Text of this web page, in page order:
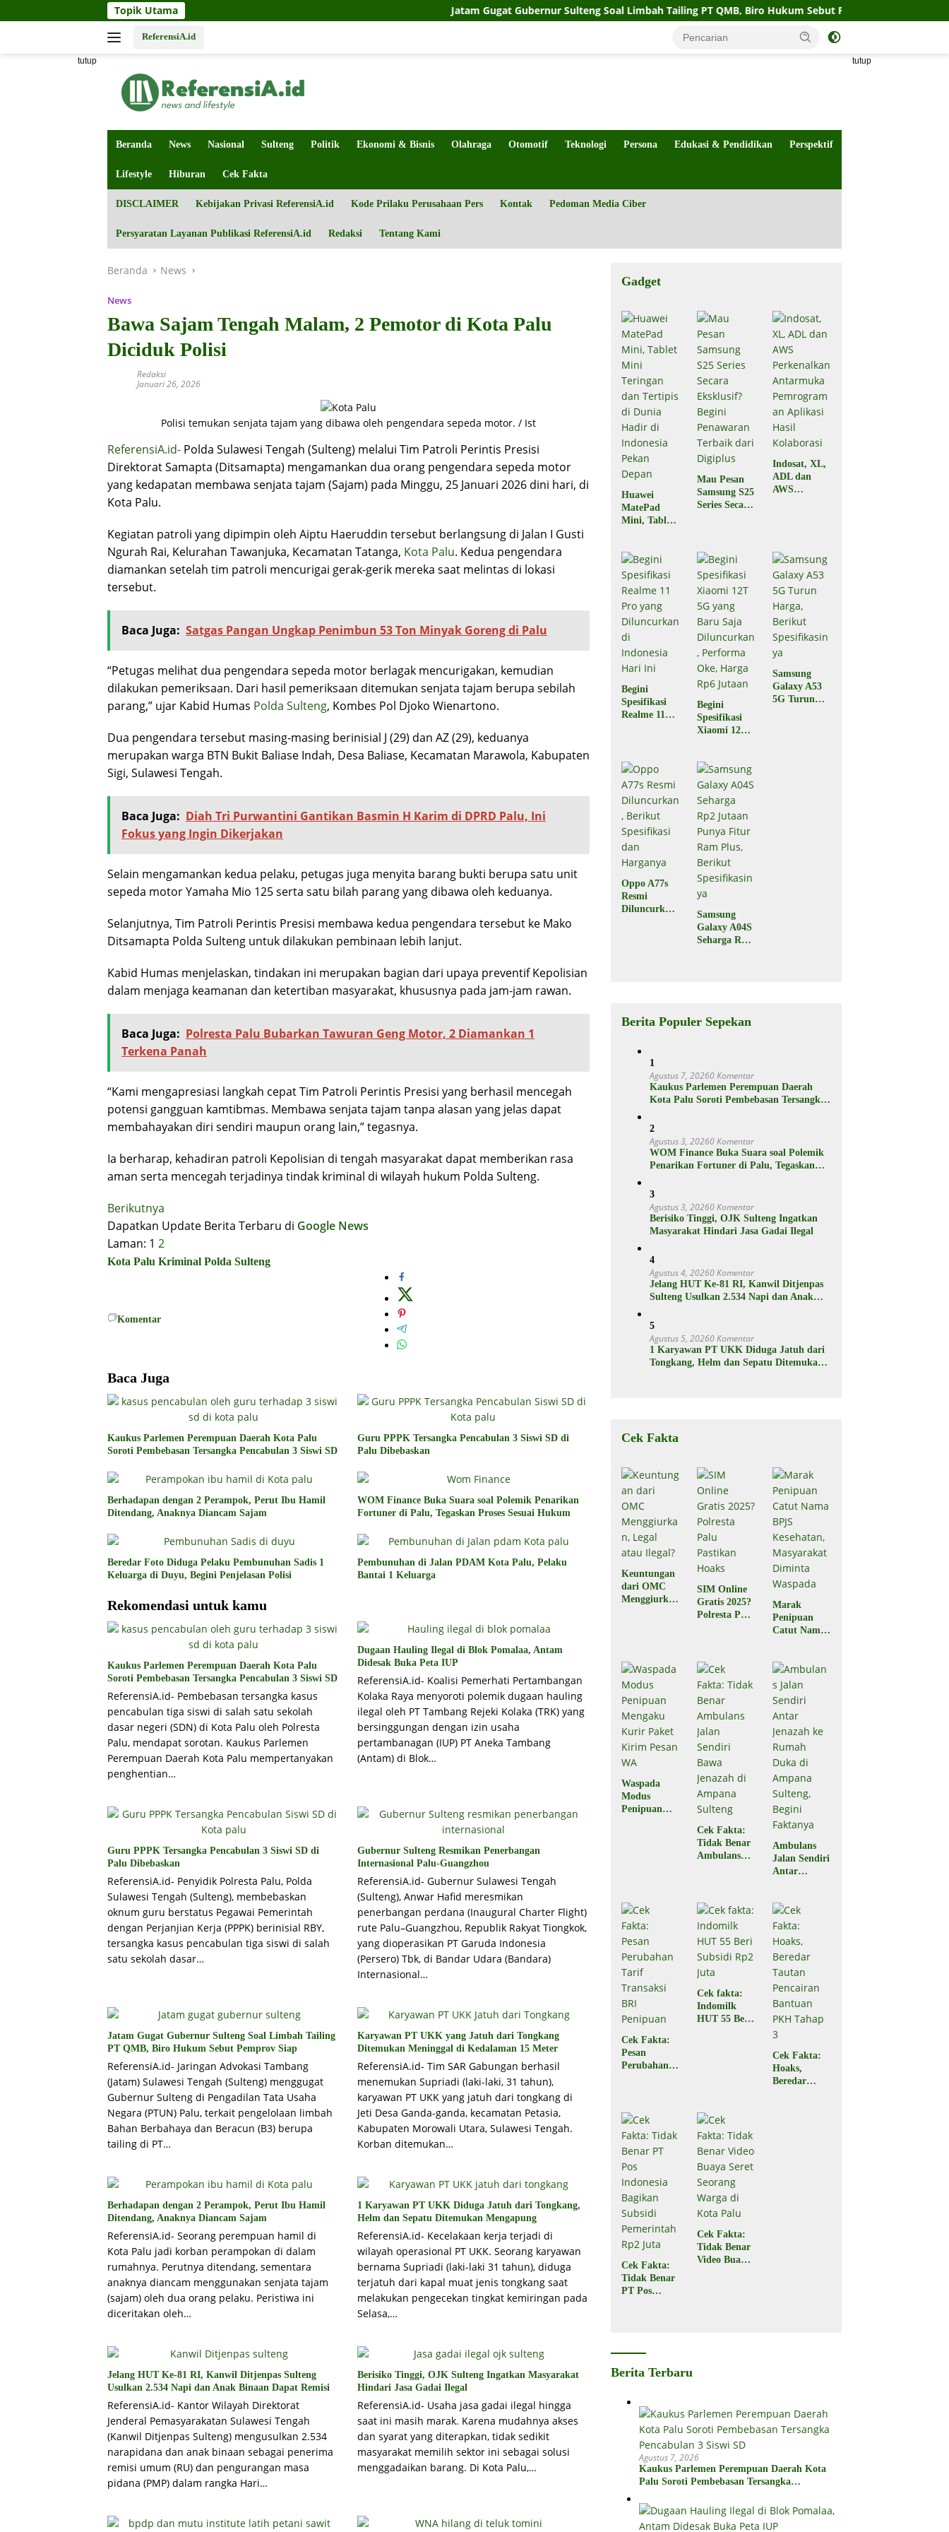
ke
Topik Utama Jatam Gugat Gubernur Sulteng Soal Limbah Tailing PT QMB, Biro Hukum Sebut Pemprov Siap
ReferensiA.id
tutup tutup
Beranda News Nasional Sulteng Politik Ekonomi & Bisnis Olahraga Otomotif Teknologi Persona Edukasi & Pendidikan Perspektif
Lifestyle Hiburan Cek Fakta
DISCLAIMER Kebijakan Privasi ReferensiA.id Kode Prilaku Perusahaan Pers Kontak Pedoman Media Ciber
Persyaratan Layanan Publikasi ReferensiA.id Redaksi Tentang Kami
Beranda News
News
Bawa Sajam Tengah Malam, 2 Pemotor di Kota Palu
Diciduk Polisi
Redaksi
Januari 26, 2026
Polisi temukan senjata tajam yang dibawa oleh pengendara sepeda motor. / Ist
ReferensiA.id- Polda Sulawesi Tengah (Sulteng) melalui Tim Patroli Perintis Presisi
Direktorat Samapta (Ditsamapta) mengamankan dua orang pengendara sepeda motor
yang kedapatan membawa senjata tajam (Sajam) pada Minggu, 25 Januari 2026 dini hari, di
Kota Palu.
Kegiatan patroli yang dipimpin oleh Aiptu Haeruddin tersebut berlangsung di Jalan I Gusti
Ngurah Rai, Kelurahan Tawanjuka, Kecamatan Tatanga, Kota Palu. Kedua pengendara
diamankan setelah tim patroli mencurigai gerak-gerik mereka saat melintas di lokasi
tersebut.
Baca Juga: Satgas Pangan Ungkap Penimbun 53 Ton Minyak Goreng di Palu
“Petugas melihat dua pengendara sepeda motor berlagak mencurigakan, kemudian
dilakukan pemeriksaan. Dari hasil pemeriksaan ditemukan senjata tajam berupa sebilah
parang,” ujar Kabid Humas Polda Sulteng, Kombes Pol Djoko Wienartono.
Dua pengendara tersebut masing-masing berinisial J (29) dan AZ (29), keduanya
merupakan warga BTN Bukit Baliase Indah, Desa Baliase, Kecamatan Marawola, Kabupaten
Sigi, Sulawesi Tengah.
Baca Juga: Diah Tri Purwantini Gantikan Basmin H Karim di DPRD Palu, Ini
Fokus yang Ingin Dikerjakan
Selain mengamankan kedua pelaku, petugas juga menyita barang bukti berupa satu unit
sepeda motor Yamaha Mio 125 serta satu bilah parang yang dibawa oleh keduanya.
Selanjutnya, Tim Patroli Perintis Presisi membawa kedua pengendara tersebut ke Mako
Ditsamapta Polda Sulteng untuk dilakukan pembinaan lebih lanjut.
Kabid Humas menjelaskan, tindakan ini merupakan bagian dari upaya preventif Kepolisian
dalam menjaga keamanan dan ketertiban masyarakat, khususnya pada jam-jam rawan.
Baca Juga: Polresta Palu Bubarkan Tawuran Geng Motor, 2 Diamankan 1
Terkena Panah
“Kami mengapresiasi langkah cepat Tim Patroli Perintis Presisi yang berhasil mencegah
potensi gangguan kamtibmas. Membawa senjata tajam tanpa alasan yang jelas dapat
membahayakan diri sendiri maupun orang lain,” tegasnya.
Ia berharap, kehadiran patroli Kepolisian di tengah masyarakat dapat memberikan rasa
aman serta mencegah terjadinya tindak kriminal di wilayah hukum Polda Sulteng.
Berikutnya
Dapatkan Update Berita Terbaru di Google News
Laman: 1 2
Kota Palu Kriminal Polda Sulteng
Komentar
Baca Juga
Kaukus Parlemen Perempuan Daerah Kota Palu
Soroti Pembebasan Tersangka Pencabulan 3 Siswi SD
Guru PPPK Tersangka Pencabulan 3 Siswi SD di
Palu Dibebaskan
Berhadapan dengan 2 Perampok, Perut Ibu Hamil
Ditendang, Anaknya Diancam Sajam
WOM Finance Buka Suara soal Polemik Penarikan
Fortuner di Palu, Tegaskan Proses Sesuai Hukum
Beredar Foto Diduga Pelaku Pembunuhan Sadis 1
Keluarga di Duyu, Begini Penjelasan Polisi
Pembunuhan di Jalan PDAM Kota Palu, Pelaku
Bantai 1 Keluarga
Rekomendasi untuk kamu
Kaukus Parlemen Perempuan Daerah Kota Palu
Soroti Pembebasan Tersangka Pencabulan 3 Siswi SD
ReferensiA.id- Pembebasan tersangka kasus
pencabulan tiga siswi di salah satu sekolah
dasar negeri (SDN) di Kota Palu oleh Polresta
Palu, mendapat sorotan. Kaukus Parlemen
Perempuan Daerah Kota Palu mempertanyakan
penghentian…
Dugaan Hauling Ilegal di Blok Pomalaa, Antam
Didesak Buka Peta IUP
ReferensiA.id- Koalisi Pemerhati Pertambangan
Kolaka Raya menyoroti polemik dugaan hauling
ilegal oleh PT Tambang Rejeki Kolaka (TRK) yang
bersinggungan dengan izin usaha
pertambanagan (IUP) PT Aneka Tambang
(Antam) di Blok…
Guru PPPK Tersangka Pencabulan 3 Siswi SD di
Palu Dibebaskan
ReferensiA.id- Penyidik Polresta Palu, Polda
Sulawesi Tengah (Sulteng), membebaskan
oknum guru berstatus Pegawai Pemerintah
dengan Perjanjian Kerja (PPPK) berinisial RBY,
tersangka kasus pencabulan tiga siswi di salah
satu sekolah dasar…
Gubernur Sulteng Resmikan Penerbangan
Internasional Palu-Guangzhou
ReferensiA.id- Gubernur Sulawesi Tengah
(Sulteng), Anwar Hafid meresmikan
penerbangan perdana (Inaugural Charter Flight)
rute Palu–Guangzhou, Republik Rakyat Tiongkok,
yang dioperasikan PT Garuda Indonesia
(Persero) Tbk, di Bandar Udara (Bandara)
Internasional…
Jatam Gugat Gubernur Sulteng Soal Limbah Tailing
PT QMB, Biro Hukum Sebut Pemprov Siap
ReferensiA.id- Jaringan Advokasi Tambang
(Jatam) Sulawesi Tengah (Sulteng) menggugat
Gubernur Sulteng di Pengadilan Tata Usaha
Negara (PTUN) Palu, terkait pengelolaan limbah
Bahan Berbahaya dan Beracun (B3) berupa
tailing di PT…
Karyawan PT UKK yang Jatuh dari Tongkang
Ditemukan Meninggal di Kedalaman 15 Meter
ReferensiA.id- Tim SAR Gabungan berhasil
menemukan Supriadi (laki-laki, 31 tahun),
karyawan PT UKK yang jatuh dari tongkang di
Jeti Desa Ganda-ganda, kecamatan Petasia,
Kabupaten Morowali Utara, Sulawesi Tengah.
Korban ditemukan…
Berhadapan dengan 2 Perampok, Perut Ibu Hamil
Ditendang, Anaknya Diancam Sajam
ReferensiA.id- Seorang perempuan hamil di
Kota Palu jadi korban perampokan di dalam
rumahnya. Perutnya ditendang, sementara
anaknya diancam menggunakan senjata tajam
(sajam) oleh dua orang pelaku. Peristiwa ini
diceritakan oleh…
1 Karyawan PT UKK Diduga Jatuh dari Tongkang,
Helm dan Sepatu Ditemukan Mengapung
ReferensiA.id- Kecelakaan kerja terjadi di
wilayah operasional PT UKK. Seorang karyawan
bernama Supriadi (laki-laki 31 tahun), diduga
terjatuh dari kapal muat jenis tongkang saat
melakukan pengecekan tingkat kemiringan pada
Selasa,…
Jelang HUT Ke-81 RI, Kanwil Ditjenpas Sulteng
Usulkan 2.534 Napi dan Anak Binaan Dapat Remisi
ReferensiA.id- Kantor Wilayah Direktorat
Jenderal Pemasyarakatan Sulawesi Tengah
(Kanwil Ditjenpas Sulteng) mengusulkan 2.534
narapidana dan anak binaan sebagai penerima
remisi umum (RU) dan pengurangan masa
pidana (PMP) dalam rangka Hari…
Berisiko Tinggi, OJK Sulteng Ingatkan Masyarakat
Hindari Jasa Gadai Ilegal
ReferensiA.id- Usaha jasa gadai ilegal hingga
saat ini masih marak. Karena mudahnya akses
dan syarat yang diterapkan, tidak sedikit
masyarakat memilih sektor ini sebagai solusi
menggadaikan barang. Di Kota Palu,…
Gadget
Huawei
MatePad
Mini, Tablet
Tertipis di
Dunia Hadir
di Indonesia
Pekan Depan
Mau Pesan
Samsung S25
Series Secara
Terbaik dari
Digiplus
Indosat, XL,
ADL dan
AWS
Hasil
Kolaborasi
Begini
Spesifikasi
Realme 11
Hari Ini
Begini
Spesifikasi
Xiaomi 12T
Diluncurkan,
Performa
Oke, Harga
Rp6 Jutaan
Samsung
Galaxy A53
5G Turun
Oppo A77s
Resmi
Diluncurkan,
Samsung
Galaxy A04S
Seharga Rp2
Berita Populer Sepekan
1
Agustus 7, 20260 Komentar
Kaukus Parlemen Perempuan Daerah
Kota Palu Soroti Pembebasan Tersangka
2
Agustus 3, 20260 Komentar
WOM Finance Buka Suara soal Polemik
Penarikan Fortuner di Palu, Tegaskan
3
Agustus 3, 20260 Komentar
Berisiko Tinggi, OJK Sulteng Ingatkan
Masyarakat Hindari Jasa Gadai Ilegal
4
Agustus 4, 20260 Komentar
Jelang HUT Ke-81 RI, Kanwil Ditjenpas
Sulteng Usulkan 2.534 Napi dan Anak
5
Agustus 5, 20260 Komentar
1 Karyawan PT UKK Diduga Jatuh dari
Tongkang, Helm dan Sepatu Ditemukan
Cek Fakta
Keuntungan
dari OMC
Menggiurkan
SIM Online
Gratis 2025?
Polresta Palu
Marak
Penipuan
Catut Nama
Masyarakat
Diminta
Waspada
Waspada
Modus
Penipuan
Cek Fakta:
Tidak Benar
Ambulans
Ampana
Sulteng
Ambulans
Jalan Sendiri
Antar
di Ampana
Sulteng,
Begini
Faktanya
Cek Fakta:
Pesan
Perubahan
Penipuan
Cek fakta:
Indomilk
HUT 55 Beri
Cek Fakta:
Hoaks,
Beredar
Cek Fakta:
Tidak Benar
PT Pos
Rp2 Juta
Cek Fakta:
Tidak Benar
Video Buaya
Berita Terbaru
Agustus 7, 2026
Kaukus Parlemen Perempuan Daerah Kota
Palu Soroti Pembebasan Tersangka